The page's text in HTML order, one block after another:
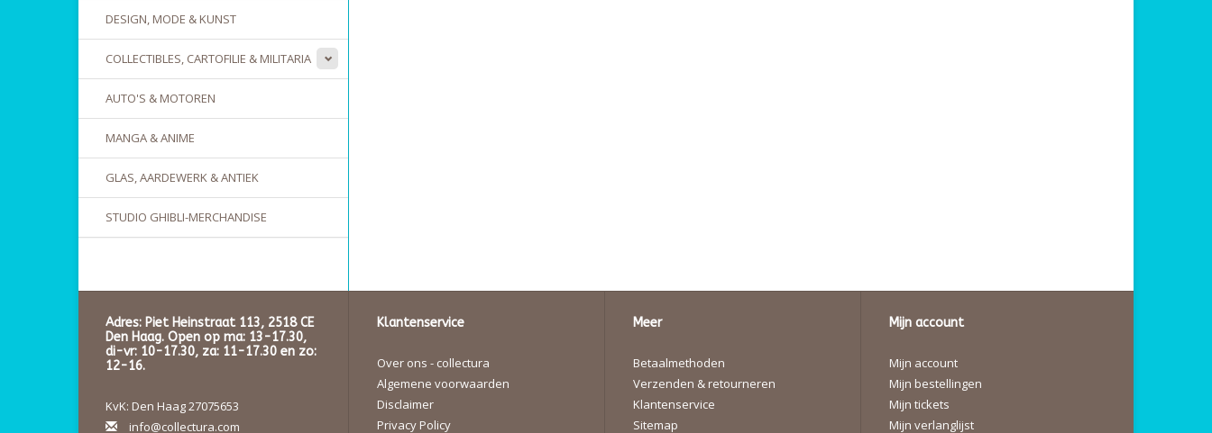
DESIGN, MODE & KUNST
COLLECTIBLES, CARTOFILIE & MILITARIA
AUTO'S & MOTOREN
MANGA & ANIME
GLAS, AARDEWERK & ANTIEK
STUDIO GHIBLI-MERCHANDISE
Adres: Piet Heinstraat 113, 2518 CE
Den Haag. Open op ma: 13-17.30,
di-vr: 10-17.30, za: 11-17.30 en zo:
12-16.
KvK: Den Haag 27075653
info@collectura.com
Klantenservice
Over ons - collectura
Algemene voorwaarden
Disclaimer
Privacy Policy
Meer
Betaalmethoden
Verzenden & retourneren
Klantenservice
Sitemap
Mijn account
Mijn account
Mijn bestellingen
Mijn tickets
Mijn verlanglijst